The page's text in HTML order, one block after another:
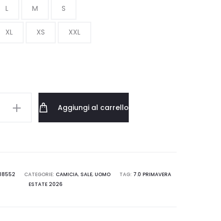
era:
70.00 €.
L M S
XL XS XXL
Aggiungi al carrello
CATEGORIE: CAMICIA, SALE, UOMO TAG: 7.0 PRIMAVERA
ESTATE 2026